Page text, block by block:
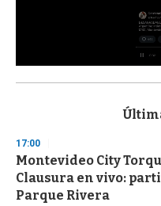
s
d
s
o
f
3
17:00
Montevideo City
Clausura en vivo:
Parque Rivera